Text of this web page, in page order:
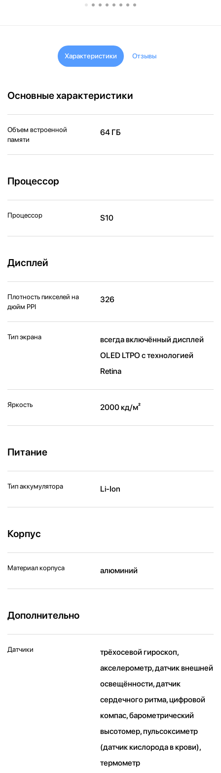
Характеристики Отзывы
Основные характеристики
Объем встроенной
памяти
64 ГБ
Процессор
Процессор S10
Дисплей
Плотность пикселей на
дюйм PPI
326
Тип экрана
всегда включённый дисплей
OLED LTPO с технологией
Retina
Яркость 2000 кд/ м²
Питание
Тип аккумулятора Li-Ion
Корпус
Материал корпуса алюминий
Дополнительно
Датчики
трёхосевой гироскоп,
акселерометр, датчик внешней
освещённости, датчик
сердечного ритма, цифровой
компас, барометрический
высотомер, пульсоксиметр
(датчик кислорода в крови),
термометр